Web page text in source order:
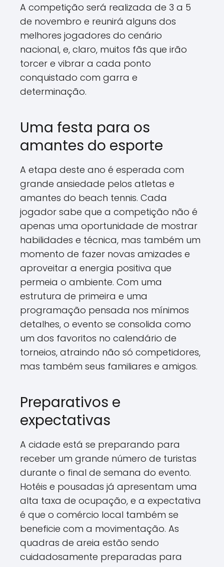
A competição será realizada de 3 a 5
de novembro e reunirá alguns dos
melhores jogadores do cenário
nacional, e, claro, muitos fãs que irão
torcer e vibrar a cada ponto
conquistado com garra e
determinação.
Uma festa para os
amantes do esporte
A etapa deste ano é esperada com
grande ansiedade pelos atletas e
amantes do beach tennis. Cada
jogador sabe que a competição não é
apenas uma oportunidade de mostrar
habilidades e técnica, mas também um
momento de fazer novas amizades e
aproveitar a energia positiva que
permeia o ambiente. Com uma
estrutura de primeira e uma
programação pensada nos mínimos
detalhes, o evento se consolida como
um dos favoritos no calendário de
torneios, atraindo não só competidores,
mas também seus familiares e amigos.
Preparativos e
expectativas
A cidade está se preparando para
receber um grande número de turistas
durante o final de semana do evento.
Hotéis e pousadas já apresentam uma
alta taxa de ocupação, e a expectativa
é que o comércio local também se
beneficie com a movimentação. As
quadras de areia estão sendo
cuidadosamente preparadas para